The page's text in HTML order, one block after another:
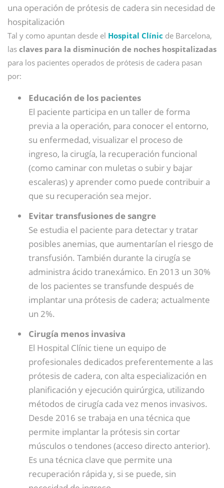
una operación de prótesis de cadera sin necesidad de
hospitalización
Tal y como apuntan desde el Hospital Clínic de Barcelona,
las claves para la disminución de noches hospitalizadas
para los pacientes operados de prótesis de cadera pasan
por:
Educación de los pacientes
El paciente participa en un taller de forma
previa a la operación, para conocer el entorno,
su enfermedad, visualizar el proceso de
ingreso, la cirugía, la recuperación funcional
(como caminar con muletas o subir y bajar
escaleras) y aprender como puede contribuir a
que su recuperación sea mejor.
Evitar transfusiones de sangre
Se estudia el paciente para detectar y tratar
posibles anemias, que aumentarían el riesgo de
transfusión. También durante la cirugía se
administra ácido tranexámico. En 2013 un 30%
de los pacientes se transfunde después de
implantar una prótesis de cadera; actualmente
un 2%.
Cirugía menos invasiva
El Hospital Clínic tiene un equipo de
profesionales dedicados preferentemente a las
prótesis de cadera, con alta especialización en
planificación y ejecución quirúrgica, utilizando
métodos de cirugía cada vez menos invasivos.
Desde 2016 se trabaja en una técnica que
permite implantar la prótesis sin cortar
músculos o tendones (acceso directo anterior).
Es una técnica clave que permite una
recuperación rápida y, si se puede, sin